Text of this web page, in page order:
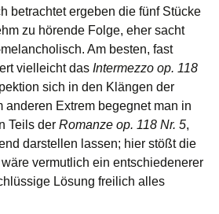
betrachtet ergeben die fünf Stücke
zu hörende Folge, eher sacht
Am besten, fast
vielleicht das Intermezzo op. 118
sich in den Klängen der
Extrem begegnet man in
Teils der Romanze op. 118 Nr. 5,
darstellen lassen; hier stößt die
vermutlich ein entschiedenerer
Lösung freilich alles